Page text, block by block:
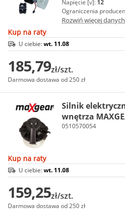
Napięcie [v]: 12
Ograniczenia
Rozwiń więcej danych
Kup na raty
U ciebie:wt. 11.08
185,79zł/szt.
Darmowa dostawa od 250 zł
Silnik
wnętrza
0510570054
Kup na raty
U ciebie:wt. 11.08
159,25zł/szt.
Darmowa dostawa od 250 zł